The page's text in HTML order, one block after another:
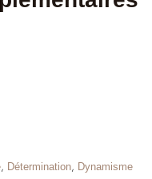
, Détermination, Dynamisme